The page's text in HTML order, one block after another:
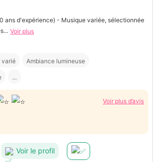
ans d'expérience) - Musique variée, sélectionnée
Voir plus
varié Ambiance lumineuse
...
Voir plus d’avis
Voir le profil